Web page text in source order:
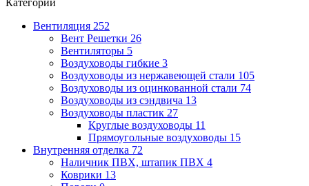
Категории
Вентиляция 252
Вент Решетки 26
Вентиляторы 5
Воздуховоды гибкие 3
Воздуховоды из нержавеющей стали 105
Воздуховоды из оцинкованной стали 74
Воздуховоды из сэндвича 13
Воздуховоды пластик 27
Круглые воздуховоды 11
Прямоугольные воздуховоды 15
Внутренняя отделка 72
Наличник ПВХ, штапик ПВХ 4
Коврики 13